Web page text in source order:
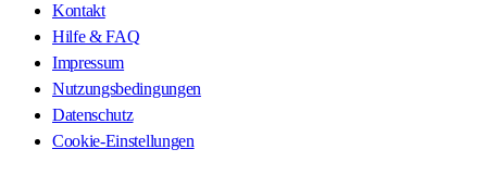
Kontakt
Hilfe & FAQ
Impressum
Nutzungsbedingungen
Datenschutz
Cookie-Einstellungen